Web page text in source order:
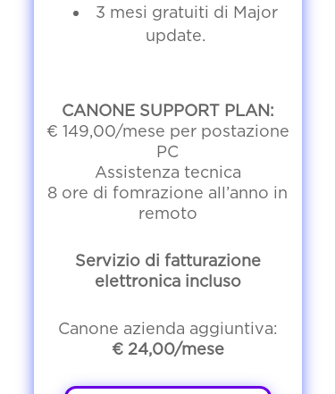
3 mesi gratuiti di Major
update.
CANONE SUPPORT PLAN:
€ 149,00/mese per postazione
PC
Assistenza tecnica
8 ore di fomrazione all’anno in
remoto
Servizio di fatturazione
elettronica incluso
Canone azienda aggiuntiva:
€ 24,00/mese